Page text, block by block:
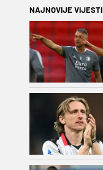
NAJNOVIJE VIJESTI